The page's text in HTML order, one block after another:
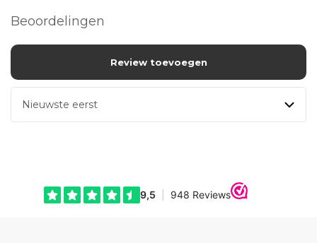
Beoordelingen
Review toevoegen